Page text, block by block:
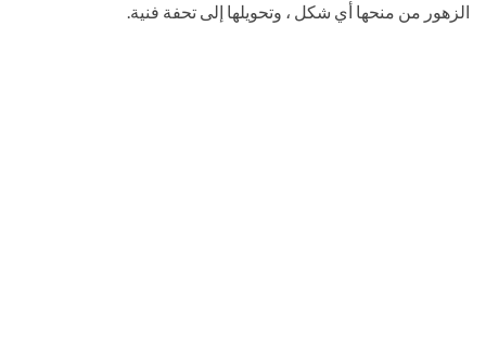
الزهور من منحها أي شكل ، وتحويلها إلى تحفة فنية.